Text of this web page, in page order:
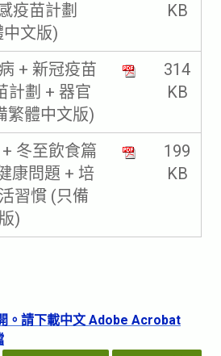
疫苗計劃
文版)
KB
+ 新冠疫苗
計劃 + 器官
繁體中文版)
314
KB
冬至飲食篇
康問題 + 培
習慣 (只備
)
199
KB
。 請下載中文 Adobe Acrobat